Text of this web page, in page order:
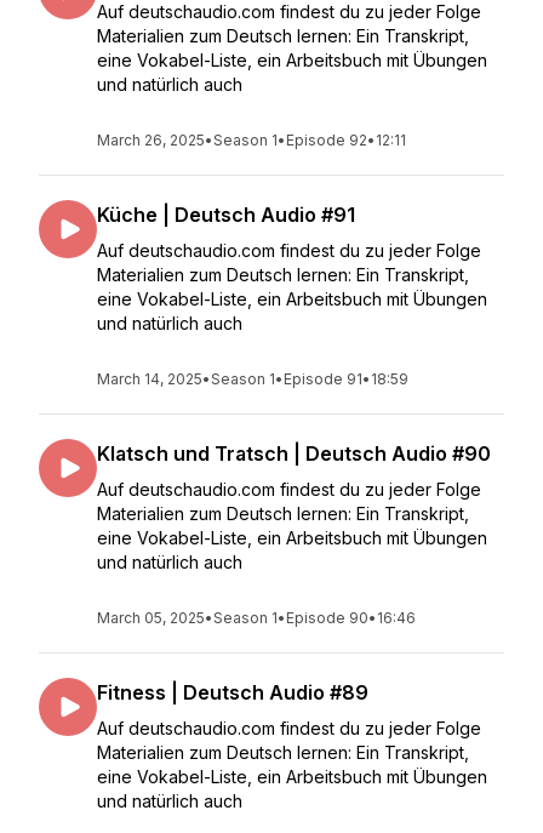
Auf deutschaudio.com findest du zu jeder Folge
Materialien zum Deutsch lernen: Ein Transkript,
eine Vokabel-Liste, ein Arbeitsbuch mit Übungen
und natürlich auch
March 26, 2025•Season 1• Episode 92• 12:11
Küche | Deutsch Audio #91
Auf deutschaudio.com findest du zu jeder Folge
Materialien zum Deutsch lernen: Ein Transkript,
eine Vokabel-Liste, ein Arbeitsbuch mit Übungen
und natürlich auch
March 14, 2025•Season 1• Episode 91• 18:59
Klatsch und Tratsch | Deutsch Audio #90
Auf deutschaudio.com findest du zu jeder Folge
Materialien zum Deutsch lernen: Ein Transkript,
eine Vokabel-Liste, ein Arbeitsbuch mit Übungen
und natürlich auch
March 05, 2025•Season 1• Episode 90• 16:46
Fitness | Deutsch Audio #89
Auf deutschaudio.com findest du zu jeder Folge
Materialien zum Deutsch lernen: Ein Transkript,
eine Vokabel-Liste, ein Arbeitsbuch mit Übungen
und natürlich auch